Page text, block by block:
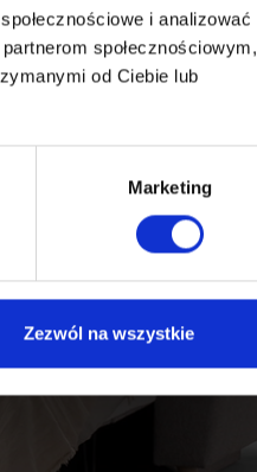
i analizować
społecznościowym,
od Ciebie lub
Marketing
Zezwól na wszystkie